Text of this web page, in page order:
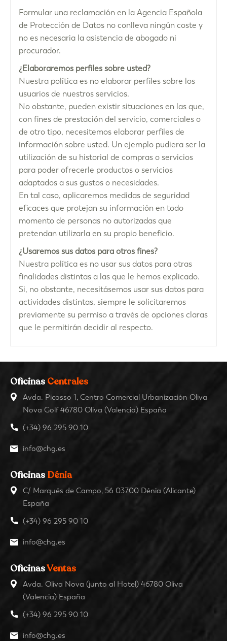
Formular una reclamación en la Agencia Española
de Protección de Datos no conlleva ningún coste y
no es necesaria la asistencia de abogado ni
procurador.
¿Elaboraremos perfiles sobre usted?
Nuestra política es no elaborar perfiles sobre los
usuarios de nuestros servicios.
No obstante, pueden existir situaciones en las que,
con fines de prestación del servicio, comerciales o
de otro tipo, necesitemos elaborar perfiles de
información sobre usted. Un ejemplo pudiera ser la
utilización de su historial de compras o servicios
para poder ofrecerle productos o servicios
adaptados a sus gustos o necesidades.
En tal caso, aplicaremos medidas de seguridad
eficaces que protejan su información en todo
momento de personas no autorizadas que
pretendan utilizarla en su propio beneficio.
¿Usaremos sus datos para otros fines?
Nuestra política es no usar sus datos para otras
finalidades distintas a las que le hemos explicado.
Si, no obstante, necesitásemos usar sus datos para
actividades distintas, siempre le solicitaremos
previamente su permiso a través de opciones claras
que le permitirán decidir al respecto.
Oficinas Centrales
Avda. Picasso 1, Centro Comercial Urbanización Oliva
Nova Golf 46780 Oliva (Valencia) España
(+34) 96 295 90 10
info@chg.es
Oficinas Dénia
C/ Marqués de Campo, 56 03700 Dénia (Alicante)
España
(+34) 96 295 90 10
info@chg.es
OficinasVentas
Avda. Oliva Nova (junto al Hotel) 46780 Oliva
(Valencia) España
(+34) 96 295 90 10
info@chg.es